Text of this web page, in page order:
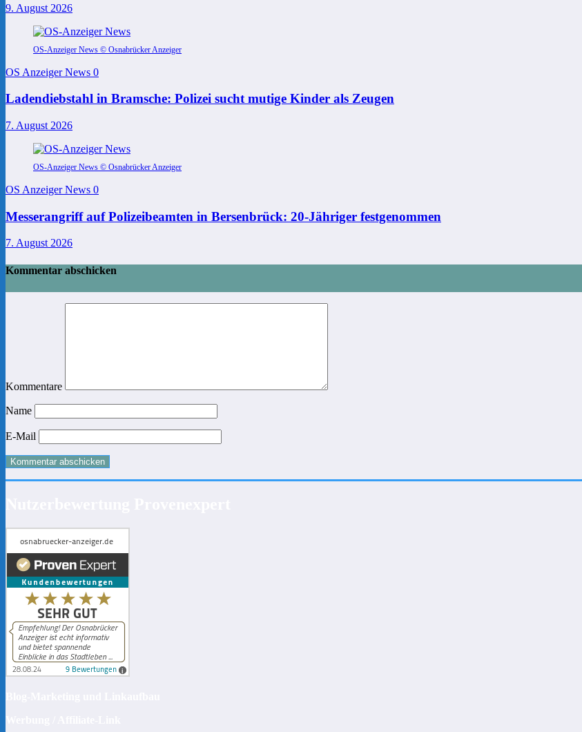
9. August 2026
OS-Anzeiger News © Osnabrücker Anzeiger
OS Anzeiger News 0
Ladendiebstahl in Bramsche: Polizei sucht mutige Kinder als Zeugen
7. August 2026
OS-Anzeiger News © Osnabrücker Anzeiger
OS Anzeiger News 0
Messerangriff auf Polizeibeamten in Bersenbrück: 20-Jähriger festgenommen
7. August 2026
Kommentar abschicken
Kommentare
Name
E-Mail